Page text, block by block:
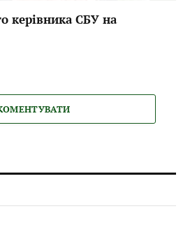
керівника СБУ на